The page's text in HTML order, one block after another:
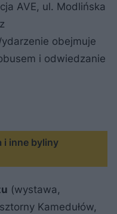
AVE, ul. Modlińska
obejmuje
i odwiedzanie
i inne byliny
(wystawa,
Kamedułów,